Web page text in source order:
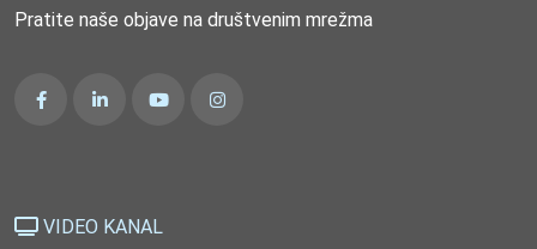
Pratite naše objave na društvenim mrežma
VIDEO KANAL